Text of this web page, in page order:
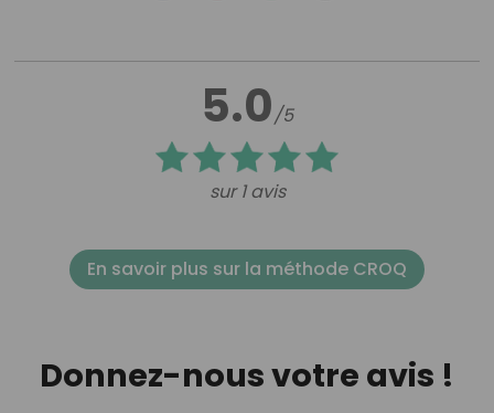
5.0/5
sur 1 avis
En savoir plus sur la méthode CROQ
Donnez-nous votre avis !